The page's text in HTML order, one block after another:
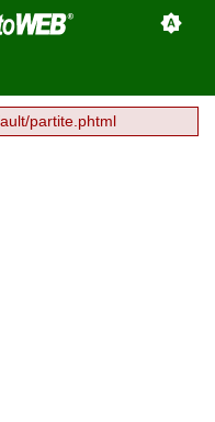
partite.phtml